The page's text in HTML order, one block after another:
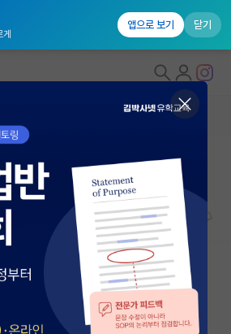
앱으로 보기 닫기